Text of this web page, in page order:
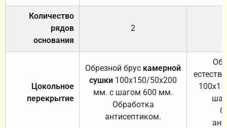
Количество
рядов
основания
2
Цокольное
перекрытие
Обрезной брус камерной
сушки 100х150/50х200
мм. с шагом 600 мм.
Обработка
антисептиком.